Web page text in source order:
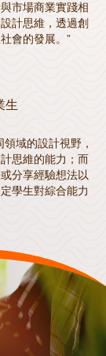
市場商業實踐相
計思維，透過創
會的發展。”
生
域的設計視野，
思維的能力；而
分享經驗想法以
學生對綜合能力